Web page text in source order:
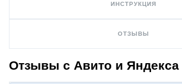
ИНСТРУКЦИЯ
ОТЗЫВЫ
Отзывы с Авито и Яндекса